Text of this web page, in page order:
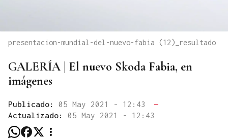
presentacion-mundial-del-nuevo-fabia (12)_resultado
GALERÍA | El nuevo Skoda Fabia, en
imágenes
Publicado: 05 May 2021 - 12:43
—
Actualizado: 05 May 2021 - 12:43